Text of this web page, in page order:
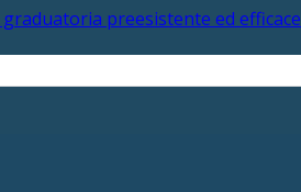
preesistente ed efficace